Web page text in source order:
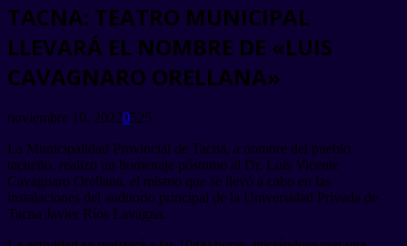
TACNA: TEATRO MUNICIPAL
LLEVARÁ EL NOMBRE DE «LUIS
CAVAGNARO ORELLANA»
noviembre 10, 20220525
La Municipalidad Provincial de Tacna, a nombre del pueblo
tacneño, realizo un homenaje póstumo al Dr. Luis Vicente
Cavagnaro Orellana, el mismo que se llevó a cabo en las
instalaciones del auditorio principal de la Universidad Privada de
Tacna Javier Ríos Lavagna.